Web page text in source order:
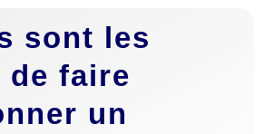
sont les
de faire
un